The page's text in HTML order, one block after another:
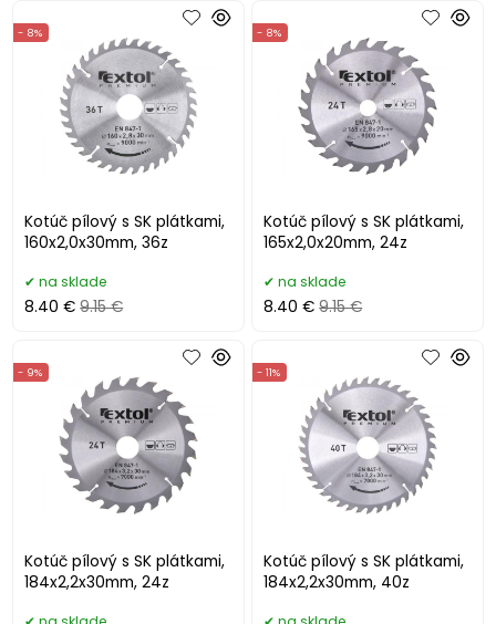
Kotúč pílový s SK plátkami,
160x2,0x30mm, 36z
- 8%
na sklade
8.40 € 9.15 €
Kotúč pílový s SK plátkami,
165x2,0x20mm, 24z
- 8%
na sklade
8.40 € 9.15 €
Kotúč pílový s SK plátkami,
184x2,2x30mm, 24z
- 9%
Kotúč pílový s SK plátkami,
184x2,2x30mm, 40z
- 11%